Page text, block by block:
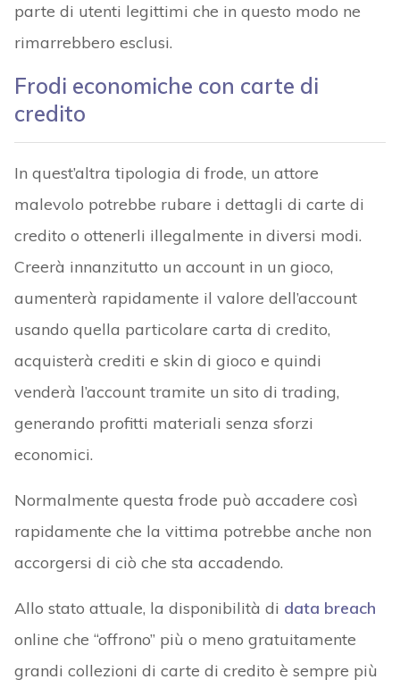
parte di utenti legittimi che in questo modo ne
rimarrebbero esclusi.
Frodi economiche con carte di
credito
In quest’altra tipologia di frode, un attore
malevolo potrebbe rubare i dettagli di carte di
credito o ottenerli illegalmente in diversi modi.
Creerà innanzitutto un account in un gioco,
aumenterà rapidamente il valore dell’account
usando quella particolare carta di credito,
acquisterà crediti e skin di gioco e quindi
venderà l’account tramite un sito di trading,
generando profitti materiali senza sforzi
economici.
Normalmente questa frode può accadere così
rapidamente che la vittima potrebbe anche non
accorgersi di ciò che sta accadendo.
Allo stato attuale, la disponibilità di data breach
online che “offrono” più o meno gratuitamente
grandi collezioni di carte di credito è sempre più